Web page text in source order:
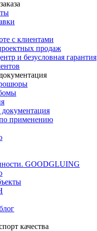
с клиентами
продаж
и безусловная гарантия
применению
GOODGLUING
качества